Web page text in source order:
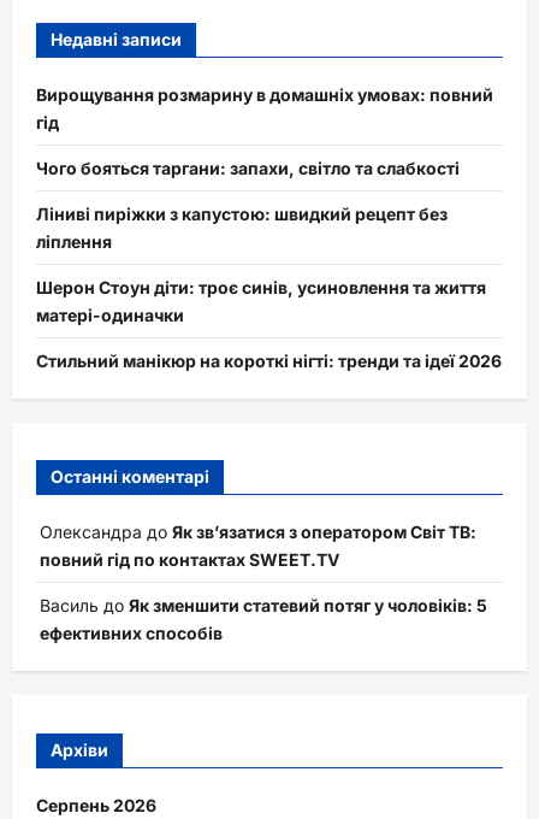
Недавні записи
Вирощування розмарину в домашніх умовах: повний
гід
Чого бояться таргани: запахи, світло та слабкості
Ліниві пиріжки з капустою: швидкий рецепт без
ліплення
Шерон Стоун діти: троє синів, усиновлення та життя
матері-одиначки
Стильний манікюр на короткі нігті: тренди та ідеї 2026
Останні коментарі
Олександра до Як зв’язатися з оператором Світ ТВ:
повний гід по контактах SWEET.TV
Василь до Як зменшити статевий потяг у чоловіків: 5
ефективних способів
Архіви
Серпень 2026